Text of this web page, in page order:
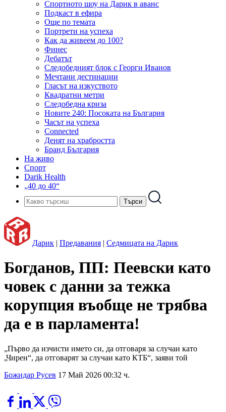
Спортното шоу на Дарик в аванс
Подкаст в ефира
Още по темата
Портрети на успеха
Как да живеем до 100?
Финес
Дебатът
Следобедният блок с Георги Иванов
Мечтани дестинации
Гласът на изкуството
Квадратни метри
Следобедна криза
Новите 240: Посоката на България
Часът на успеха
Connected
Денят на храбростта
Бранд България
На живо
Спорт
Darik Health
„40 до 40“
Дарик | Предавания | Седмицата на Дарик
Богданов, ПП: Пеевски като
човек с данни за тежка
корупция въобще не трябва
да е в парламента!
„Първо да изчисти името си, да отговаря за случаи като
„Чирен“, да отговарят за случаи като КТБ“, заяви той
Божидар Русев 17 Май 2026 00:32 ч.